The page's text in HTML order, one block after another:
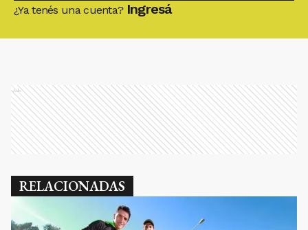
¿Ya tenés una cuenta? Ingresá
Ads
RELACIONADAS